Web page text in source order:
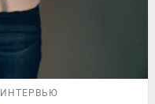
ИНТЕРВЬЮ